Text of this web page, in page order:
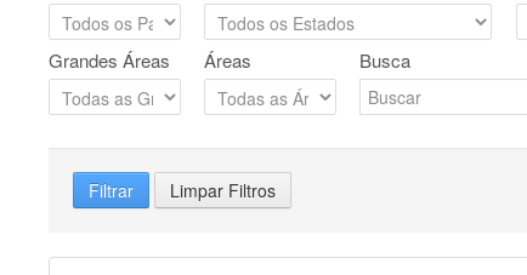
Grandes Áreas Áreas Busca
Filtrar Limpar Filtros